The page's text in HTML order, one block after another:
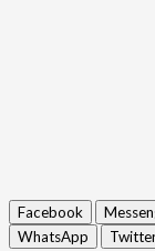
Facebook
WhatsApp